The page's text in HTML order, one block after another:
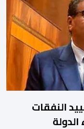
مالية 2027..تقييد النفقات